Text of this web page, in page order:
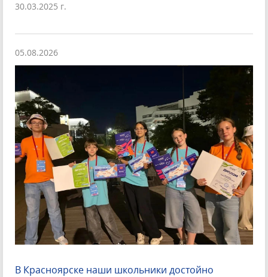
30.03.2025 г.
05.08.2026
В Красноярске наши школьники достойно